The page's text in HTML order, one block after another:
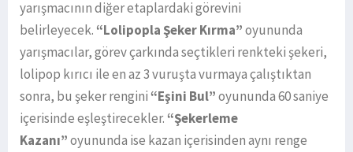
yarışmacının diğer etaplardaki görevini
belirleyecek. “Lolipopla Şeker Kırma”oyununda
yarışmacılar, görev çarkında seçtikleri renkteki şekeri,
lolipop kırıcı ile en az 3 vuruşta vurmaya çalıştıktan
sonra, bu şeker rengini “Eşini Bul”oyununda 60 saniye
içerisinde eşleştirecekler. “Şekerleme
Kazanı”oyununda ise kazan içerisinden aynı renge